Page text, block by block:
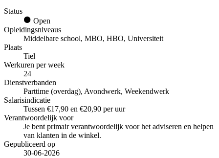
Status
Open
Opleidingsniveaus
Middelbare school, MBO, HBO, Universiteit
Plaats
Tiel
Werkuren per week
24
Dienstverbanden
Parttime (overdag), Avondwerk, Weekendwerk
Salarisindicatie
Tussen €17,90 en €20,90 per uur
Verantwoordelijk voor
Je bent primair verantwoordelijk voor het adviseren en helpen
van klanten in de winkel.
Gepubliceerd op
30-06-2026